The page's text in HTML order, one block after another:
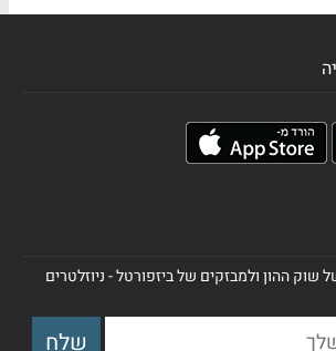
שוק ההון ולמבזקים של ביזפורטל - ניוזלטרים